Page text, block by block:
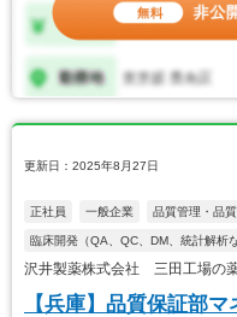
更新日：2025年8月27日
正社員 一般企業 品質管理・品
臨床開発（QA、QC、DM、統計解析な
沢井製薬株式会社 三田工場の
【兵庫】品質保証部